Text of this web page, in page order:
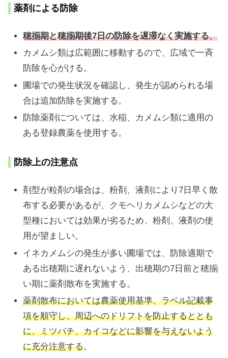
薬剤による防除
穂揃期と穂揃期後7日の防除を遅滞なく実施する。
カメムシ類は広範囲に移動するので、広域で一斉
防除を心がける。
圃場での発生状況を確認し、発生が認められる場
合は追加防除を実施する。
防除薬剤については、水稲、カメムシ類に適用の
ある登録農薬を使用する。
防除上の注意点
剤型が粒剤の場合は、粉剤、液剤により7日早く散
布する必要があるが、クモヘリカメムシなどの大
型種においては効果が劣るため、粉剤、液剤の使
用が望ましい。
イネカメムシの発生が多い圃場では、防除適期で
ある出穂期に遅れないよう、出穂期の7日前と穂揃
い期に薬剤散布を実施する。
薬剤散布においては農薬使用基準、ラベル記載事
項を順守し、周辺へのドリフトを防止するととも
に、ミツバチ、カイコなどに影響を与えないよう
に充分注意する。